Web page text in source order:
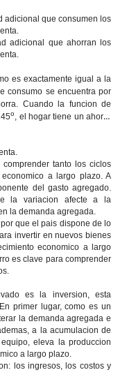
adicional que consumen los
adicional que ahorran los
es exactamente igual a la
consumo se encuentra por
Cuando la funcion de
o, el hogar tiene un ahorro
tanto los ciclos
a largo plazo. A
del gasto agregado.
la variacion afecte a la
la demanda agregada.
que el pais dispone de lo
invertir en nuevos bienes
economico a largo
es clave para comprender
es la inversion, esta
primer lugar, como es un
la demanda agregada e
a la acumulacion de
eleva la produccion
a largo plazo.
los ingresos, los costos y